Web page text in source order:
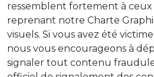
ressemblent fortement à ceux
reprenant notre Charte
visuels. Si vous avez été
nous vous encourageons à
signaler tout contenu